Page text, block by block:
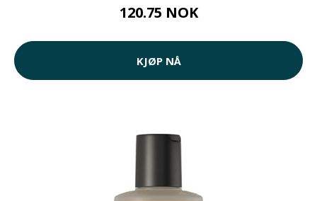
120.75 NOK
KJØP NÅ